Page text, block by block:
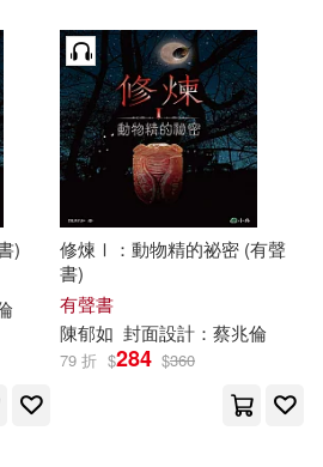
)
修煉Ⅰ：動物精的祕密 (有聲
書)
有聲書
陳郁如 封面設計：蔡兆倫
79 折 $284 $360